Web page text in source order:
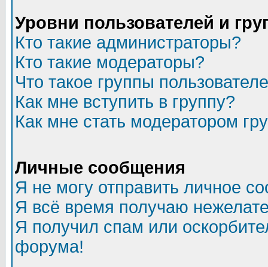
Уровни пользователей и
Кто такие администраторы?
Кто такие модераторы?
Что такое группы
Как мне вступить в группу?
Как мне стать модератором
Личные сообщения
Я не могу отправить личное
Я всё время получаю
Я получил спам или
форума!